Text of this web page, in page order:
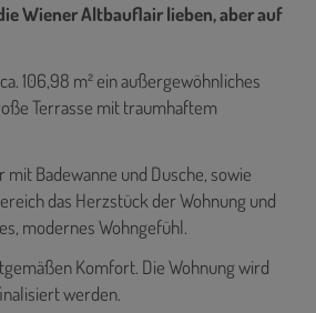
Wiener Altbauflair lieben, aber auf
106,98 m² ein außergewöhnliches
Terrasse mit traumhaftem
Badewanne und Dusche, sowie
das Herzstück der Wohnung und
modernes Wohngefühl.
Komfort. Die Wohnung wird
werden.